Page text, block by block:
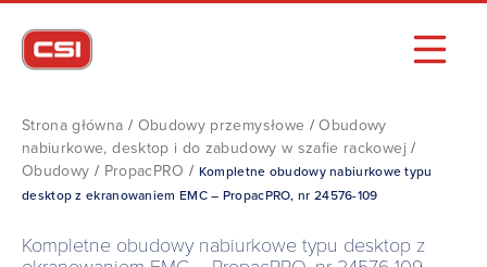
Strona główna / Obudowy przemysłowe /Obudowy
nabiurkowe, desktop i do zabudowy w szafie rackowej /
Obudowy / PropacPRO / Kompletne obudowy nabiurkowe typu
desktop z ekranowaniem EMC – PropacPRO, nr 24576-109
Kompletne obudowy nabiurkowe typu desktop z